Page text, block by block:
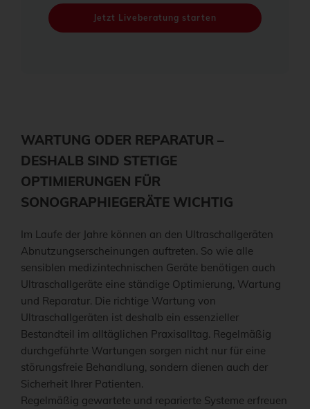
Jetzt Liveberatung starten
WARTUNG ODER REPARATUR –
DESHALB SIND STETIGE
OPTIMIERUNGEN FÜR
SONOGRAPHIEGERÄTE WICHTIG
Im Laufe der Jahre können an den Ultraschallgeräten
Abnutzungserscheinungen auftreten. So wie alle
sensiblen medizintechnischen Geräte benötigen auch
Ultraschallgeräte eine ständige Optimierung, Wartung
und Reparatur. Die richtige Wartung von
Ultraschallgeräten ist deshalb ein essenzieller
Bestandteil im alltäglichen Praxisalltag. Regelmäßig
durchgeführte Wartungen sorgen nicht nur für eine
störungsfreie Behandlung, sondern dienen auch der
Sicherheit Ihrer Patienten.
Regelmäßig gewartete und reparierte Systeme erfreuen